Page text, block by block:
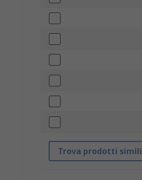
Trova prodotti simili